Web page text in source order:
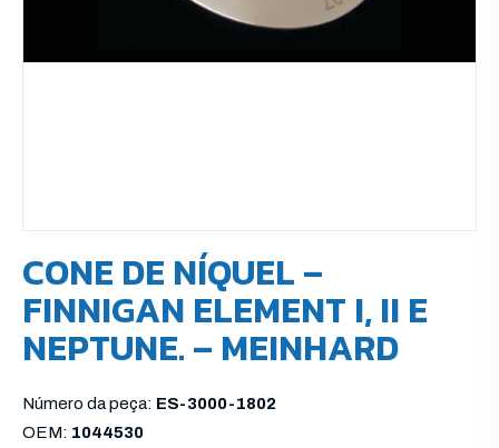
CONE DE NÍQUEL –
FINNIGAN ELEMENT I, II E
NEPTUNE. – MEINHARD
Número da peça: ES-3000-1802
OEM: 1044530